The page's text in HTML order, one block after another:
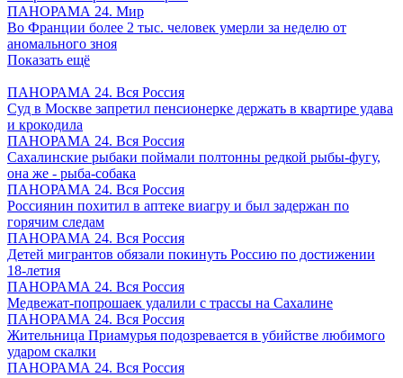
ПАНОРАМА 24. Мир
Во Франции более 2 тыс. человек умерли за неделю от
аномального зноя
Показать ещё
ПАНОРАМА 24. Вся Россия
Суд в Москве запретил пенсионерке держать в квартире удава
и крокодила
ПАНОРАМА 24. Вся Россия
Сахалинские рыбаки поймали полтонны редкой рыбы-фугу,
она же - рыба-собака
ПАНОРАМА 24. Вся Россия
Россиянин похитил в аптеке виагру и был задержан по
горячим следам
ПАНОРАМА 24. Вся Россия
Детей мигрантов обязали покинуть Россию по достижении
18-летия
ПАНОРАМА 24. Вся Россия
Медвежат-попрошаек удалили с трассы на Сахалине
ПАНОРАМА 24. Вся Россия
Жительница Приамурья подозревается в убийстве любимого
ударом скалки
ПАНОРАМА 24. Вся Россия